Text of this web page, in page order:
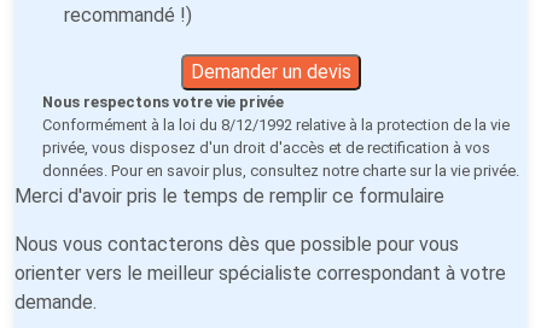
recommandé !)
Demander un devis
Nous respectons votre vie privée
Conformément à la loi du 8/12/1992 relative à la protection de la vie
privée, vous disposez d'un droit d'accès et de rectification à vos
données. Pour en savoir plus, consultez notre charte sur la vie privée.
Merci d'avoir pris le temps de remplir ce formulaire
Nous vous contacterons dès que possible pour vous
orienter vers le meilleur spécialiste correspondant à votre
demande.